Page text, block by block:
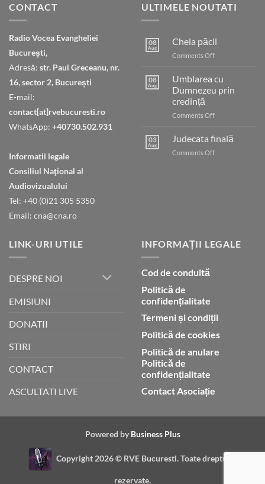
CONTACT
Radio Vocea Evangheliei
București,
Adresă: str. Paul Greceanu, nr.
16, sector 2, București
E-mail:
contact[at]rvebucuresti.ro
WhatsApp: +40730.502.931
Informatii legale
Consiliul Naţional al
Audiovizualului
Tel: +40 (0)21 305 5350
Email: cna@cna.ro
ULTIMELE NOUTATI
08
Aug
Cheia păcii
Comments Offon
08
Aug
Umblarea cu
Dumnezeu prin
credință
Comments Offon
cu
Dumnezeu
prin
03
Aug
Judecata finală
Comments Offon
LINK-URI UTILE
DESPRE NOI
EMISIUNI
DONATII
STIRI
CONTACT
ASCULTATI LIVE
INFORMAȚII LEGALE
Cod de conduită
Politică de
confidențialitate
Termeni și condiții
Politică de cookies
Politică de anulare
Politică de
confidențialitate
Contact Asociație
Powered by Business Plus
Copyright 2026 © RVE Bucuresti. Toate drepturile
rezervate.